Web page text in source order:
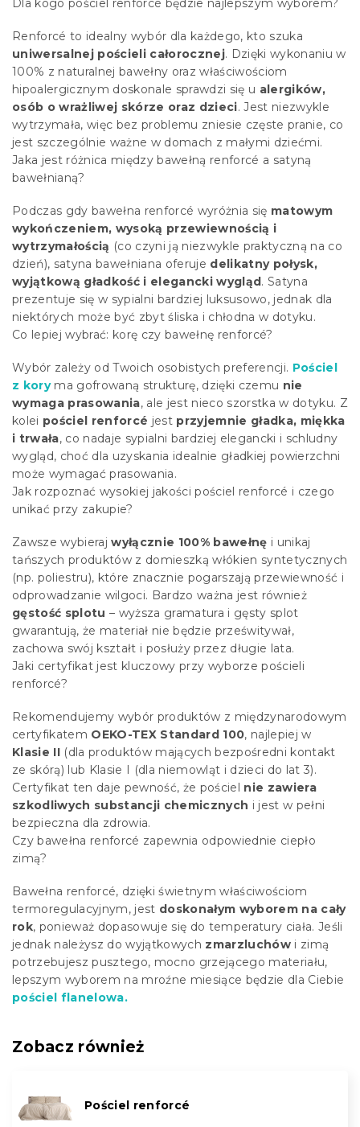
Dla kogo pościel renforcé będzie najlepszym wyborem?
Renforcé to idealny wybór dla każdego, kto szuka
uniwersalnej pościeli całorocznej. Dzięki wykonaniu w
100% z naturalnej bawełny oraz właściwościom
hipoalergicznym doskonale sprawdzi się u alergików,
osób o wrażliwej skórze oraz dzieci. Jest niezwykle
wytrzymała, więc bez problemu zniesie częste pranie, co
jest szczególnie ważne w domach z małymi dziećmi.
Jaka jest różnica między bawełną renforcé a satyną
bawełnianą?
Podczas gdy bawełna renforcé wyróżnia się matowym
wykończeniem, wysoką przewiewnością i
wytrzymałością (co czyni ją niezwykle praktyczną na co
dzień), satyna bawełniana oferuje delikatny połysk,
wyjątkową gładkość i elegancki wygląd. Satyna
prezentuje się w sypialni bardziej luksusowo, jednak dla
niektórych może być zbyt śliska i chłodna w dotyku.
Co lepiej wybrać: korę czy bawełnę renforcé?
Wybór zależy od Twoich osobistych preferencji. Pościel
z koryma gofrowaną strukturę, dzięki czemu nie
wymaga prasowania, ale jest nieco szorstka w dotyku. Z
kolei pościel renforcé jest przyjemnie gładka, miękka
i trwała, co nadaje sypialni bardziej elegancki i schludny
wygląd, choć dla uzyskania idealnie gładkiej powierzchni
może wymagać prasowania.
Jak rozpoznać wysokiej jakości pościel renforcé i czego
unikać przy zakupie?
Zawsze wybierajwyłącznie 100% bawełnę i unikaj
tańszych produktów z domieszką włókien syntetycznych
(np. poliestru), które znacznie pogarszają przewiewność i
odprowadzanie wilgoci. Bardzo ważna jest również
gęstość splotu – wyższa gramatura i gęsty splot
gwarantują, że materiał nie będzie prześwitywał,
zachowa swój kształt i posłuży przez długie lata.
Jaki certyfikat jest kluczowy przy wyborze pościeli
renforcé?
Rekomendujemy wybór produktów z międzynarodowym
certyfikatem OEKO-TEX Standard 100, najlepiej w
Klasie II (dla produktów mających bezpośredni kontakt
ze skórą) lub Klasie I (dla niemowląt i dzieci do lat 3).
Certyfikat ten daje pewność, że pościel nie zawiera
szkodliwych substancji chemicznych i jest w pełni
bezpieczna dla zdrowia.
Czy bawełna renforcé zapewnia odpowiednie ciepło
zimą?
Bawełna renforcé, dzięki świetnym właściwościom
termoregulacyjnym, jest doskonałym wyborem na cały
rok, ponieważ dopasowuje się do temperatury ciała. Jeśli
jednak należysz do wyjątkowych zmarzluchów i zimą
potrzebujesz pusztego, mocno grzejącego materiału,
lepszym wyborem na mroźne miesiące będzie dla Ciebie
pościel flanelowa.
Zobacz również
Pościel renforcé